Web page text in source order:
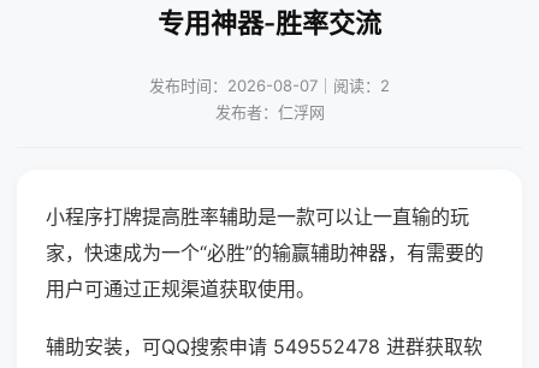
专用神器-胜率交流
发布时间：2026-08-07｜阅读：2
发布者：仁浮网
小程序打牌提高胜率辅助是一款可以让一直输的玩
家，快速成为一个“必胜”的输赢辅助神器，有需要的
用户可通过正规渠道获取使用。
辅助安装，可QQ搜索申请 549552478 进群获取软